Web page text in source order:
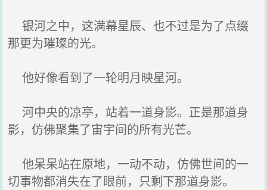
银河之中，这满幕星辰、也不过是为了点缀
那更为璀璨的光。
他好像看到了一轮明月映星河。
河中央的凉亭，站着一道身影。正是那道身
影，仿佛聚集了宙宇间的所有光芒。
他呆呆站在原地，一动不动，仿佛世间的一
切事物都消失在了眼前，只剩下那道身影。